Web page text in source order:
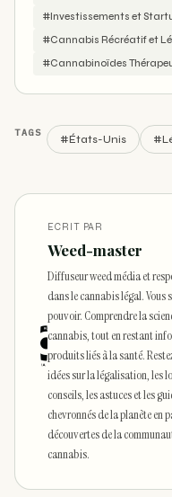
#Investissements et
#Cannabis Récréatif et
#Cannabinoïdes
TAGS
#États-Unis
ECRIT PAR
Weed-master
Diffuseur weed média et
dans le cannabis légal. Vous
pouvoir. Comprendre la
cannabis, tout en restant
produits liés à la santé.
idées sur la légalisation, les
conseils, les astuces et les
chevronnés de la planète en
découvertes de la
cannabis.